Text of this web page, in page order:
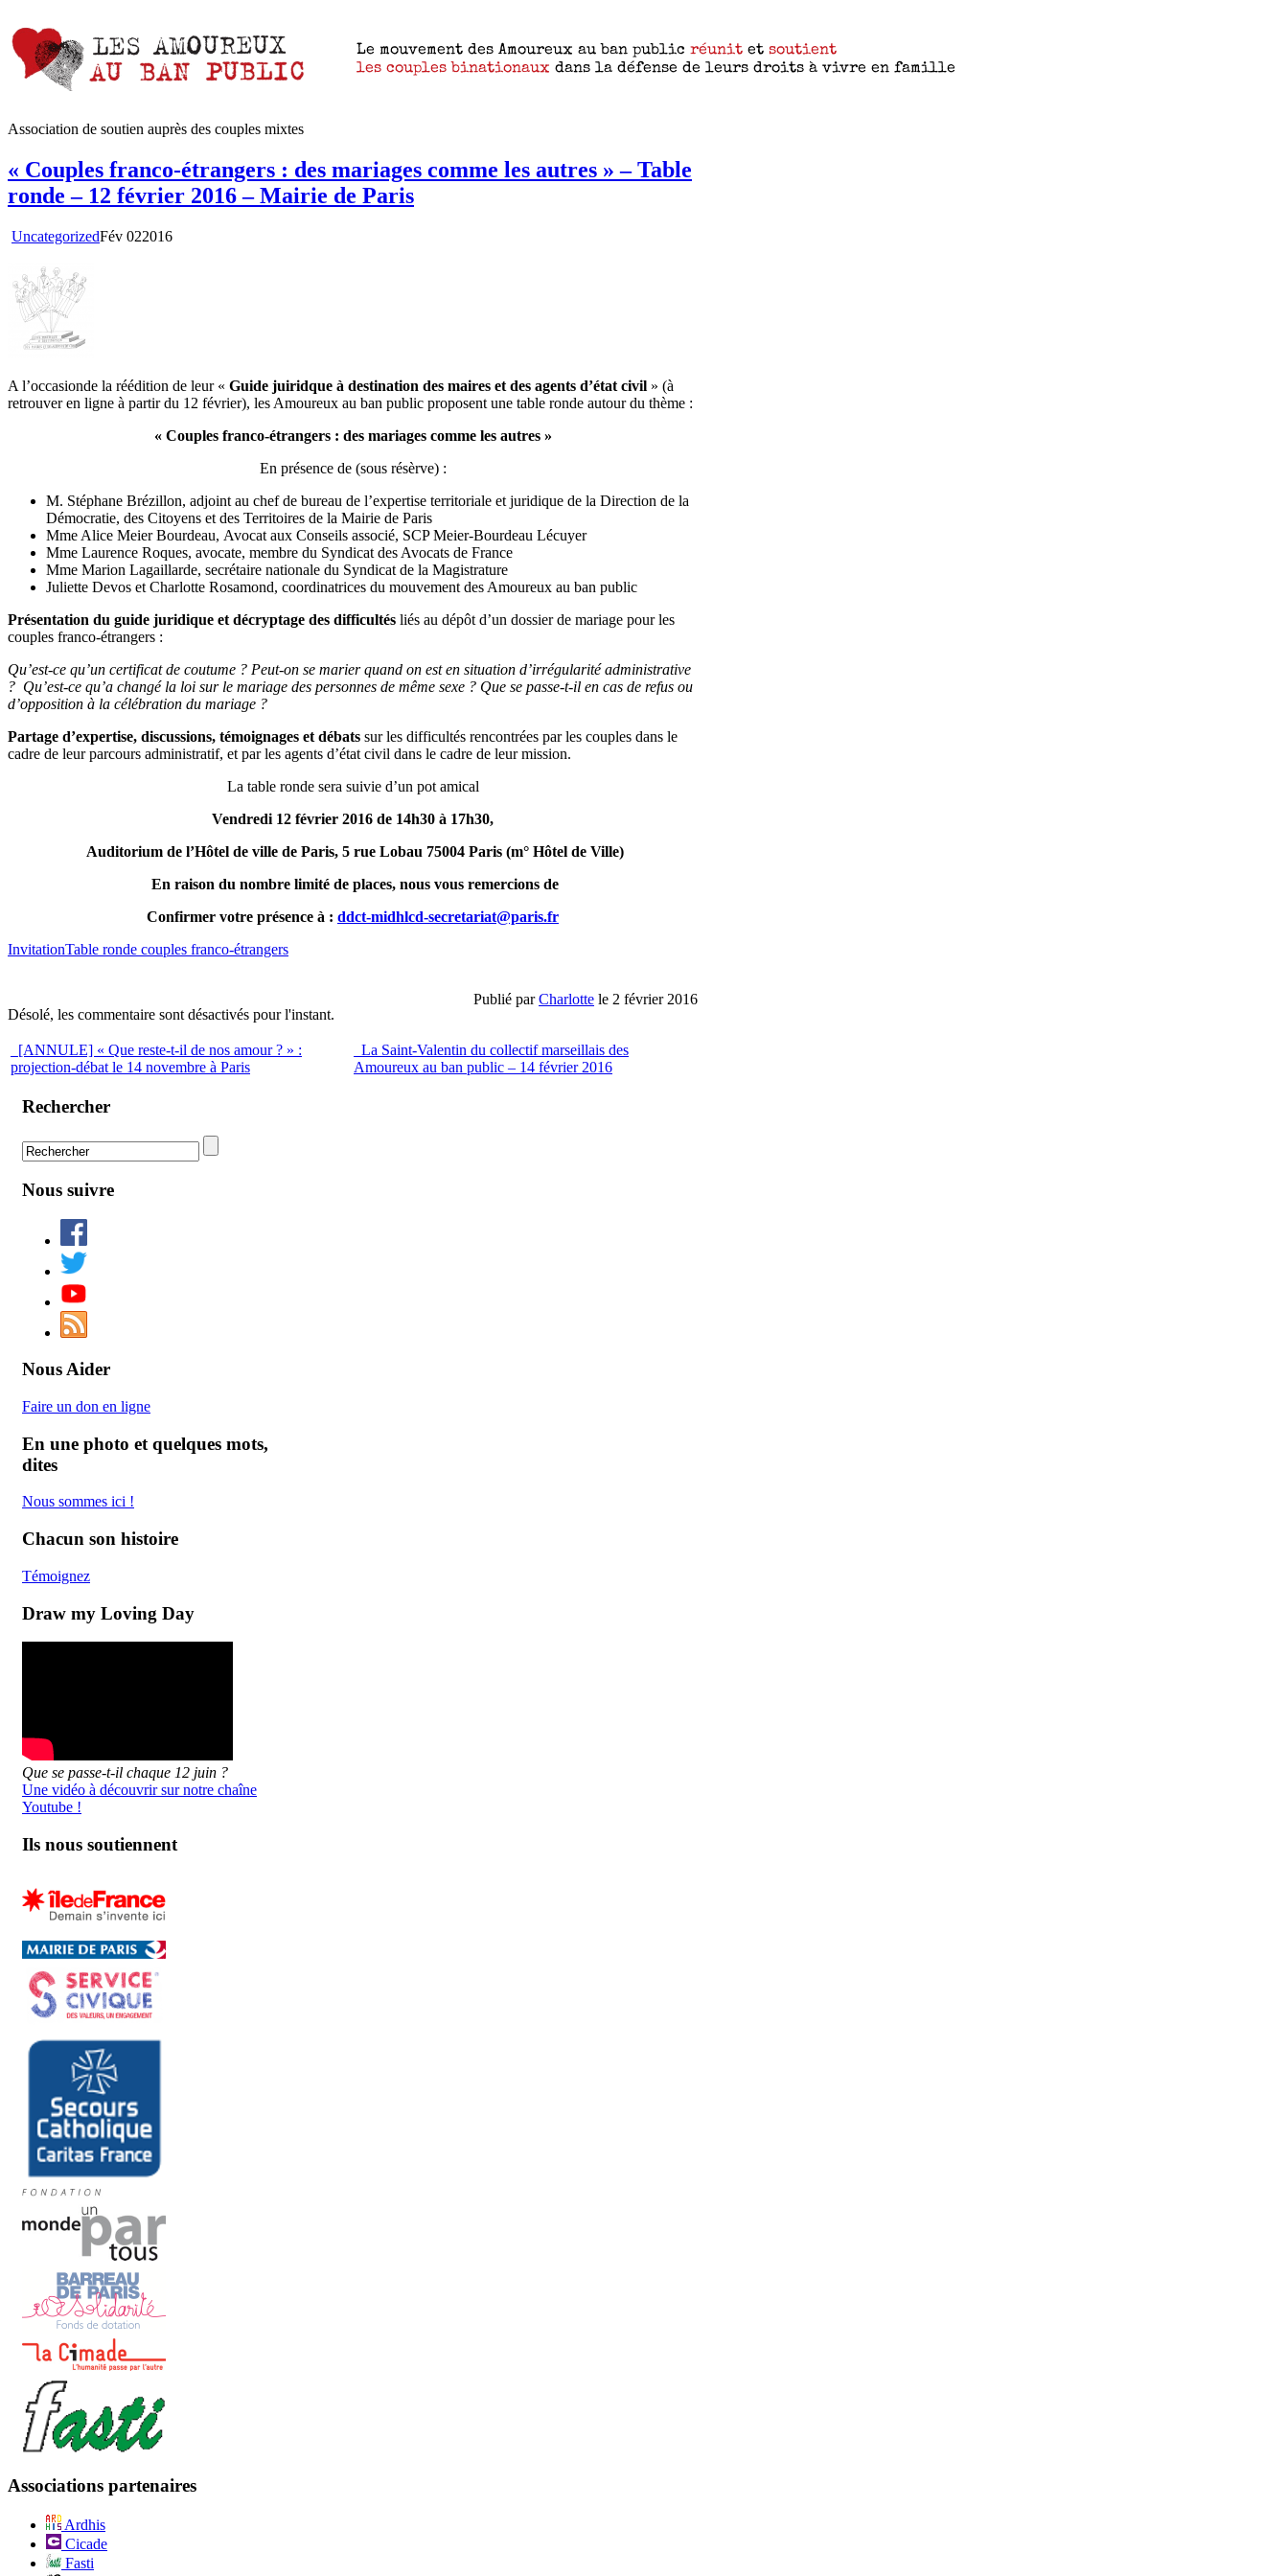
Association de soutien auprès des couples mixtes
« Couples franco-étrangers : des mariages comme les autres » – Table
ronde – 12 février 2016 – Mairie de Paris
UncategorizedFév 022016
A l’occasionde la réédition de leur « Guide juiridque à destination des maires et des agents d’état civil » (à
retrouver en ligne à partir du 12 février), les Amoureux au ban public proposent une table ronde autour du thème :
« Couples franco-étrangers : des mariages comme les autres »
En présence de (sous résèrve) :
M. Stéphane Brézillon, adjoint au chef de bureau de l’expertise territoriale et juridique de la Direction de la
Démocratie, des Citoyens et des Territoires de la Mairie de Paris
Mme Alice Meier Bourdeau, Avocat aux Conseils associé, SCP Meier-Bourdeau Lécuyer
Mme Laurence Roques, avocate, membre du Syndicat des Avocats de France
Mme Marion Lagaillarde, secrétaire nationale du Syndicat de la Magistrature
Juliette Devos et Charlotte Rosamond, coordinatrices du mouvement des Amoureux au ban public
Présentation du guide juridique et décryptage des difficultés liés au dépôt d’un dossier de mariage pour les
couples franco-étrangers :
Qu’est-ce qu’un certificat de coutume ? Peut-on se marier quand on est en situation d’irrégularité administrative
? Qu’est-ce qu’a changé la loi sur le mariage des personnes de même sexe ? Que se passe-t-il en cas de refus ou
d’opposition à la célébration du mariage ?
Partage d’expertise, discussions, témoignages et débats sur les difficultés rencontrées par les couples dans le
cadre de leur parcours administratif, et par les agents d’état civil dans le cadre de leur mission.
La table ronde sera suivie d’un pot amical
Vendredi 12 février 2016 de 14h30 à 17h30,
Auditorium de l’Hôtel de ville de Paris, 5 rue Lobau 75004 Paris (m° Hôtel de Ville)
En raison du nombre limité de places, nous vous remercions de
Confirmer votre présence à : ddct-midhlcd-secretariat@paris.fr
InvitationTable ronde couples franco-étrangers
Publié parCharlotte le 2 février 2016
Désolé, les commentaire sont désactivés pour l'instant.
[ANNULE] « Que reste-t-il de nos amour ? » :
projection-débat le 14 novembre à Paris
La Saint-Valentin du collectif marseillais des
Amoureux au ban public – 14 février 2016
Rechercher
Nous suivre
Nous Aider
Faire un don en ligne
En une photo et quelques mots,
dites
Nous sommes ici !
Chacun son histoire
Témoignez
Draw my Loving Day
Que se passe-t-il chaque 12 juin ?
Une vidéo à découvrir sur notre chaîne
Youtube !
Ils nous soutiennent
Associations partenaires
Ardhis
Cicade
Fasti